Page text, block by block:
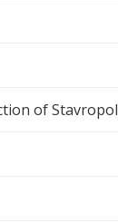
of Stavropol